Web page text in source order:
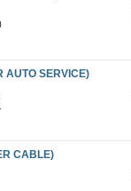
AUTO SERVICE)
CABLE)